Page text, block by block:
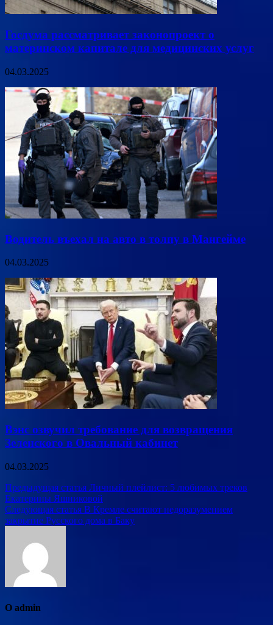
Госдума рассматривает законопроект о
материнском капитале для медицинских услуг
04.03.2025
Водитель въехал на авто в толпу в Мангейме
04.03.2025
Вэнс озвучил требование для возвращения
Зеленского в Овальный кабинет
04.03.2025
Навигация
по
записям
Предыдущая статья Личный плейлист: 5 любимых треков
Екатерины Яшниковой
Следующая статья В Кремле считают недоразумением
закрытие Русского дома в Баку
О admin